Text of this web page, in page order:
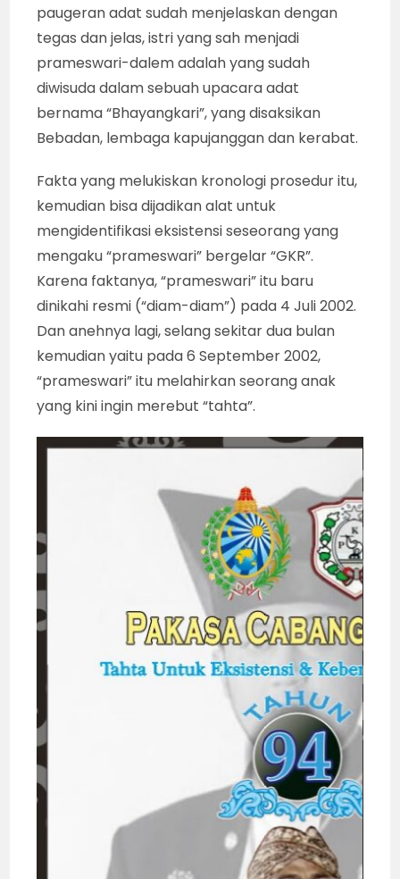
paugeran adat sudah menjelaskan dengan
tegas dan jelas, istri yang sah menjadi
prameswari-dalem adalah yang sudah
diwisuda dalam sebuah upacara adat
bernama “Bhayangkari”, yang disaksikan
Bebadan, lembaga kapujanggan dan kerabat.
Fakta yang melukiskan kronologi prosedur itu,
kemudian bisa dijadikan alat untuk
mengidentifikasi eksistensi seseorang yang
mengaku “prameswari” bergelar “GKR”.
Karena faktanya, “prameswari” itu baru
dinikahi resmi (“diam-diam”) pada 4 Juli 2002.
Dan anehnya lagi, selang sekitar dua bulan
kemudian yaitu pada 6 September 2002,
“prameswari” itu melahirkan seorang anak
yang kini ingin merebut “tahta”.